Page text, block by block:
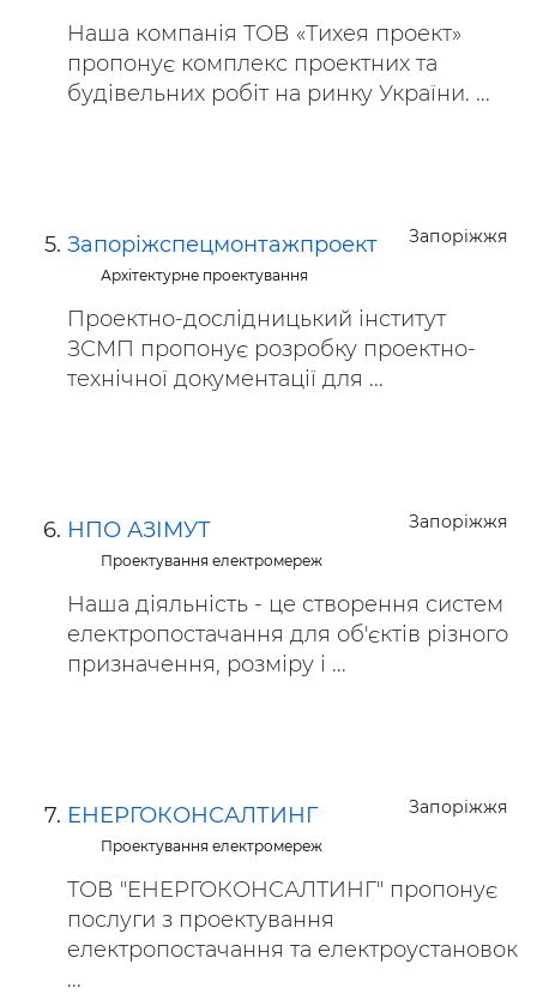
Наша компанія ТОВ «Тихея проект»
пропонує комплекс проектних та
будівельних робіт на ринку України. ...
Запоріжжя
Запоріжспецмонтажпроект
Архітектурне проектування
Проектно-дослідницький інститут
ЗСМП пропонує розробку проектно-
технічної документації для ...
Запоріжжя
НПО АЗІМУТ
Проектування електромереж
Наша діяльність - це створення систем
електропостачання для об'єктів різного
призначення, розміру і ...
Запоріжжя
ЕНЕРГОКОНСАЛТИНГ
Проектування електромереж
ТОВ "ЕНЕРГОКОНСАЛТИНГ" пропонує
послуги з проектування
електропостачання та електроустановок
...